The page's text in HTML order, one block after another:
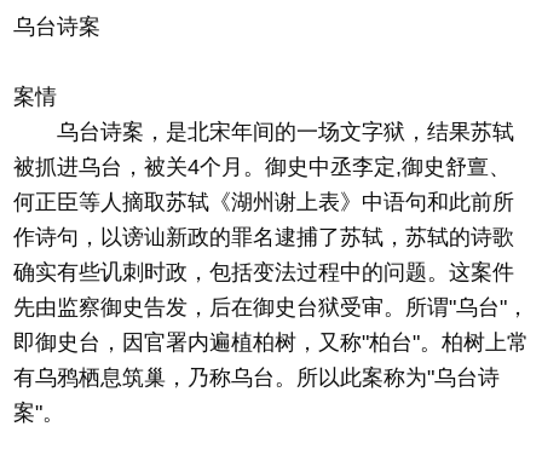
乌台诗案
案情
乌台诗案，是北宋年间的一场文字狱，结果苏轼
被抓进乌台，被关4个月。御史中丞李定,御史舒亶、
何正臣等人摘取苏轼《湖州谢上表》中语句和此前所
作诗句，以谤讪新政的罪名逮捕了苏轼，苏轼的诗歌
确实有些讥刺时政，包括变法过程中的问题。这案件
先由监察御史告发，后在御史台狱受审。所谓"乌台"，
即御史台，因官署内遍植柏树，又称"柏台"。柏树上常
有乌鸦栖息筑巢，乃称乌台。所以此案称为"乌台诗
案"。